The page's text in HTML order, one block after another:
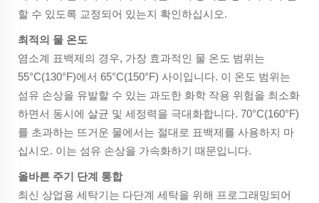
할 수 있도록 교정되어 있는지 확인하십시오.
최적의 물 온도
염소계 표백제의 경우, 가장 효과적인 물 온도 범위는
55°C(130°F)에서 65°C(150°F) 사이입니다. 이 온도 범위는
섬유 손상을 유발할 수 있는 과도한 화학 작용 위험을 최소화
하면서 동시에 살균 및 세정력을 극대화합니다. 70°C(160°F)
를 초과하는 뜨거운 물에서는 절대로 표백제를 사용하지 마
십시오. 이는 섬유 손상을 가속화하기 때문입니다.
올바른 주기 단계 통합
최신 상업용 세탁기는 다단계 세탁을 위해 프로그래밍되어